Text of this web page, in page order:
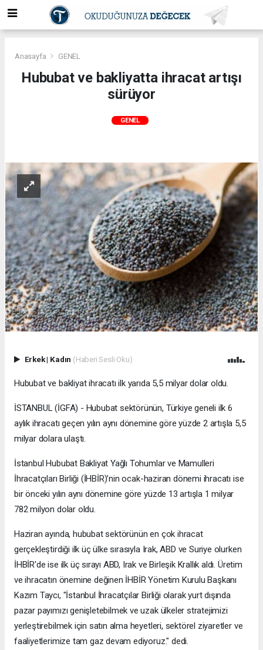
Anasayfa GENEL
Hububat ve bakliyatta ihracat artışı
sürüyor
GENEL
Erkek| Kadın (Haberi Sesli Oku)
Hububat ve bakliyat ihracatı ilk yarıda 5,5 milyar dolar oldu.
İSTANBUL (İGFA) - Hububat sektörünün, Türkiye geneli ilk 6
aylık ihracatı geçen yılın aynı dönemine göre yüzde 2 artışla 5,5
milyar dolara ulaştı.
İstanbul Hububat Bakliyat Yağlı Tohumlar ve Mamulleri
İhracatçıları Birliği (İHBİR)’nin ocak-haziran dönemi ihracatı ise
bir önceki yılın aynı dönemine göre yüzde 13 artışla 1 milyar
782 milyon dolar oldu.
Haziran ayında, hububat sektörünün en çok ihracat
gerçekleştirdiği ilk üç ülke sırasıyla Irak, ABD ve Suriye olurken
İHBİR'de ise ilk üç sırayı ABD, Irak ve Birleşik Krallık aldı. Üretim
ve ihracatın önemine değinen İHBİR Yönetim Kurulu Başkanı
Kazım Taycı, "İstanbul İhracatçılar Birliği olarak yurt dışında
pazar payımızı genişletebilmek ve uzak ülkeler stratejimizi
yerleştirebilmek için satın alma heyetleri, sektörel ziyaretler ve
faaliyetlerimize tam gaz devam ediyoruz." dedi.